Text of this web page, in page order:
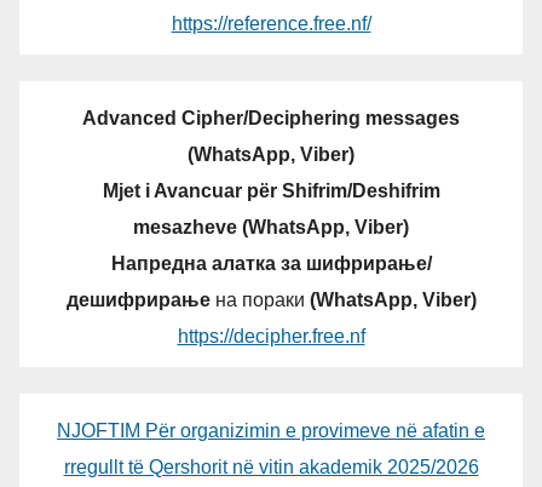
https://reference.free.nf/
Advanced Cipher/Deciphering messages
(WhatsApp, Viber)
Mjet i Avancuar për Shifrim/Deshifrim
mesazheve (WhatsApp, Viber)
Напредна алатка за шифрирање/
дешифрирањена пораки (WhatsApp, Viber)
https://decipher.free.nf
NJOFTIM Për organizimin e provimeve në afatin e
rregullt të Qershorit në vitin akademik 2025/2026